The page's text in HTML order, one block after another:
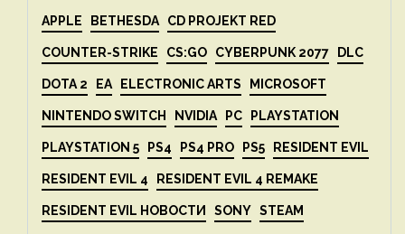
APPLE BETHESDA CD PROJEKT RED
COUNTER-STRIKE CS:GO CYBERPUNK 2077 DLC
DOTA 2 EA ELECTRONIC ARTS MICROSOFT
NINTENDO SWITCH NVIDIA PC PLAYSTATION
PLAYSTATION 5 PS4 PS4 PRO PS5 RESIDENT EVIL
RESIDENT EVIL 4 RESIDENT EVIL 4 REMAKE
RESIDENT EVIL НОВОСТИ SONY STEAM